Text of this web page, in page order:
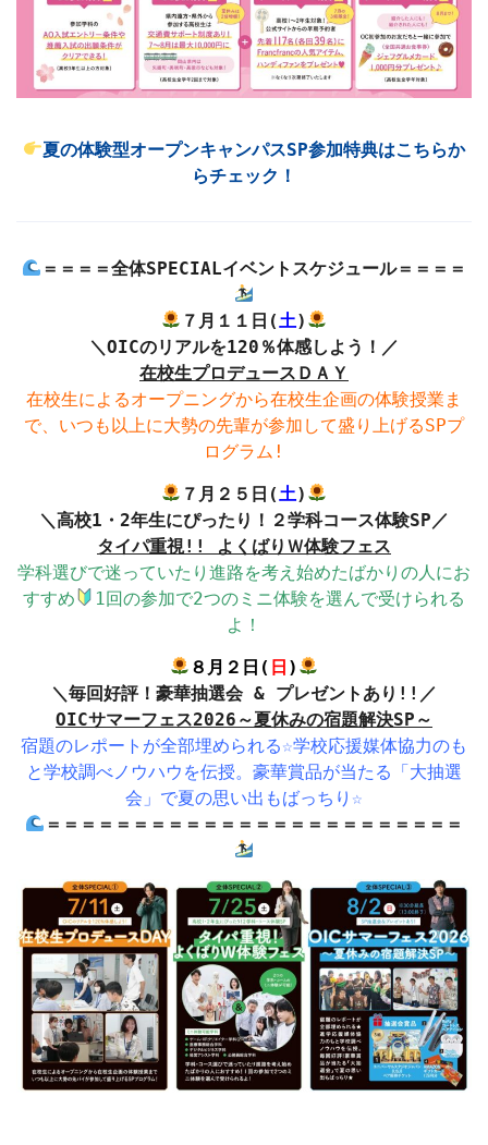
夏の体験型オープンキャンパスSP参加特典はこちらか
らチェック！
＝＝＝＝全体SPECIALイベントスケジュール＝＝＝＝
７月１１日( 土)
＼OICのリアルを120％体感しよう！／
在校生プロデュースＤＡＹ
在校生によるオープニングから在校生企画の体験授業ま
で、いつも以上に大勢の先輩が参加して盛り上げるSPプ
ログラム!
７月２５日( 土)
＼高校1・2年生にぴったり！２学科コース体験SP／
タイパ重視!! よくばりＷ体験フェス
学科選びで迷っていたり進路を考え始めたばかりの人にお
すすめ
1回の参加で2つのミニ体験を選んで受けられる
よ！
８月２日( 日 )
＼毎回好評！豪華抽選会 & プレゼントあり!!／
OICサマーフェス2026～夏休みの宿題解決SP～
宿題のレポートが全部埋められる☆学校応援媒体協力のも
と学校調べノウハウを伝授。豪華賞品が当たる「大抽選
会」で夏の思い出もばっちり☆
＝＝＝＝＝＝＝＝＝＝＝＝＝＝＝＝＝＝＝＝＝＝＝＝